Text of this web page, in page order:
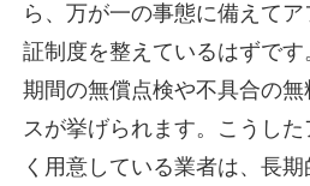
ら、万が一の事態に備えて
証制度を整えているはずで
期間の無償点検や不具合の
スが挙げられます。こうし
く用意している業者は、長